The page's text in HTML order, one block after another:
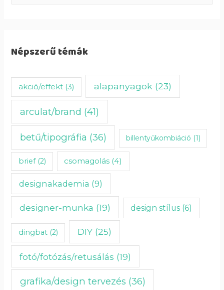
Népszerű témák
akció/effekt(3) alapanyagok (23)
arculat/brand (41)
betű/tipográfia (36) billentyűkombiáció (1)
brief(2) csomagolás (4)
designakademia (9)
designer-munka (19) design stílus(6)
dingbat(2) DIY(25)
fotó/fotózás/retusálás (19)
grafika/design tervezés (36)